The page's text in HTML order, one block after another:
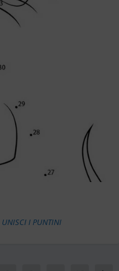
UNISCI I PUNTINI